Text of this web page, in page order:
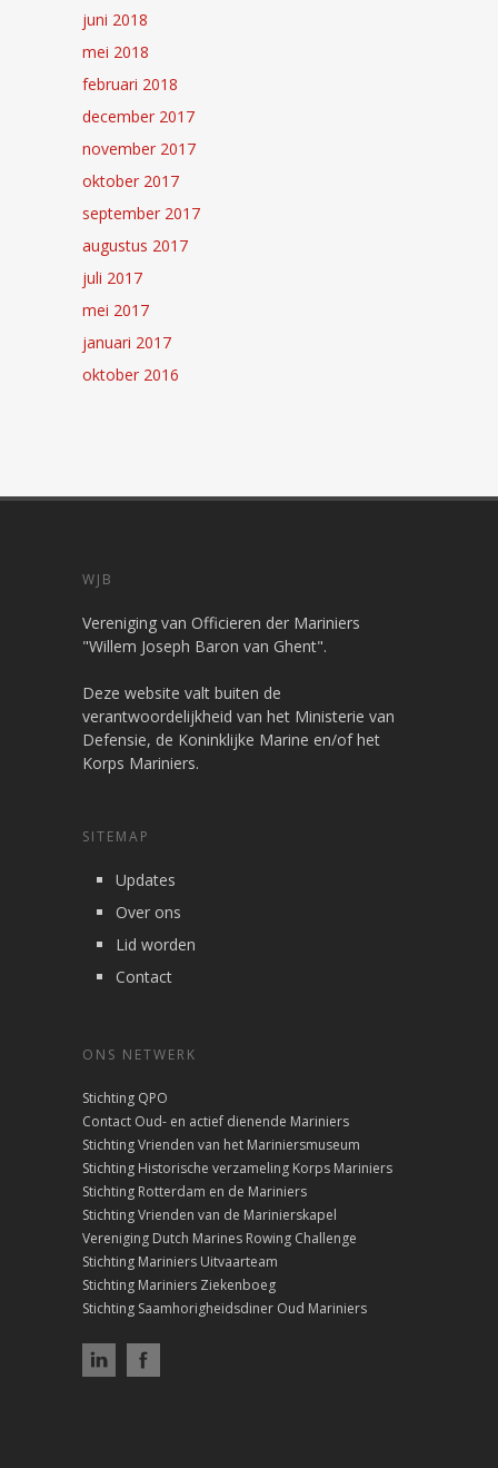
juni 2018
mei 2018
februari 2018
december 2017
november 2017
oktober 2017
september 2017
augustus 2017
juli 2017
mei 2017
januari 2017
oktober 2016
WJB
Vereniging van Officieren der Mariniers
"Willem Joseph Baron van Ghent".
Deze website valt buiten de
verantwoordelijkheid van het Ministerie van
Defensie, de Koninklijke Marine en/of het
Korps Mariniers.
SITEMAP
Updates
Over ons
Lid worden
Contact
ONS NETWERK
Stichting QPO
Contact Oud- en actief dienende Mariniers
Stichting Vrienden van het Mariniersmuseum
Stichting Historische verzameling Korps Mariniers
Stichting Rotterdam en de Mariniers
Stichting Vrienden van de Marinierskapel
Vereniging Dutch Marines Rowing Challenge
Stichting Mariniers Uitvaarteam
Stichting Mariniers Ziekenboeg
Stichting Saamhorigheidsdiner Oud Mariniers